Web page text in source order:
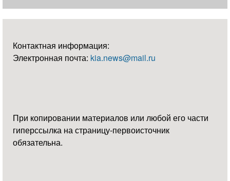
Контактная информация:
Электронная почта: kia.news@mail.ru
При копировании материалов или любой его части
гиперссылка на страницу-первоисточник
обязательна.